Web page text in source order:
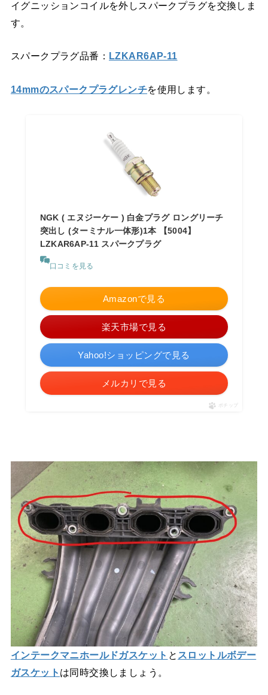
イグニッションコイルを外しスパークプラグを交換しま
す。
スパークプラグ品番： LZKAR6AP-11
14mmのスパークプラグレンチを使用します。
NGK ( エヌジーケー ) 白金プラグ ロングリーチ
突出し (ターミナル一体形)1本 【5004】
LZKAR6AP-11 スパークプラグ
口コミを見る
Amazonで見る
楽天市場で見る
Yahoo!ショッピングで見る
メルカリで見る
ポチップ
インテークマニホールドガスケット と スロットルボデー
ガスケット は同時交換しましょう。